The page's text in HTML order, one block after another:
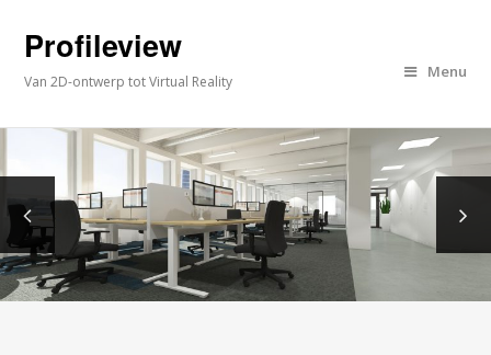
Profileview
Van 2D-ontwerp tot Virtual Reality
Menu